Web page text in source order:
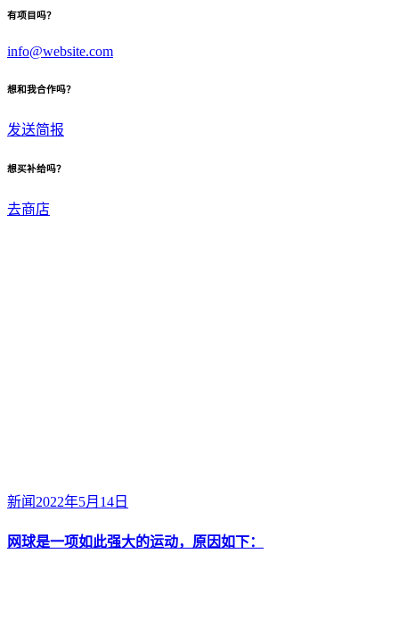
有项目吗？
info@website.com
想和我合作吗？
发送简报
想买补给吗？
去商店
新闻 2022年5月14日
网球是一项如此强大的运动，原因如下：